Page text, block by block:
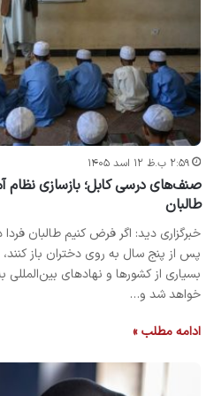
۲:۵۹ ب.ظ ۱۲ اسد ۱۴۰۵
صنف‌های درسی کابل؛ بازسازی نظام
طالبان
خبرگزاری دید: اگر فرض کنیم طالبان
پس از پنج سال به روی دختران باز
بسیاری از کشورها و نهادهای
خواهد شد و…
ادامه مطلب »